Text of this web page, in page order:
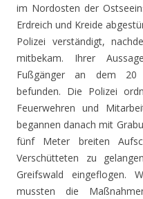
im Nordosten der
Erdreich und Kreide
Polizei verständigt,
mitbekam. Ihrer
Fußgänger an dem 20
befunden. Die Polizei
Feuerwehren und
begannen danach mit
fünf Meter breiten
Verschütteten zu
Greifswald eingeflogen.
mussten die